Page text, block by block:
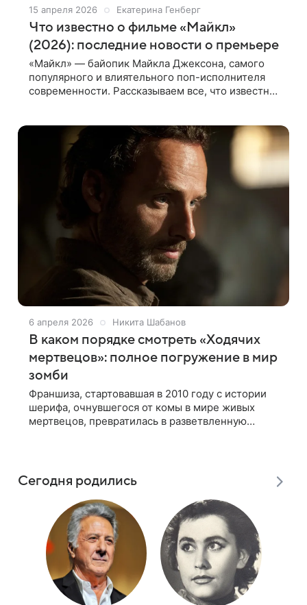
15 апреля 2026 Екатерина Генберг
Что известно о фильме «Майкл»
(2026): последние новости о премьере
«Майкл» — байопик Майкла Джексона, самого
популярного и влиятельного поп-исполнителя
современности. Рассказываем все, что известно
6 апреля 2026 Никита Шабанов
В каком порядке смотреть «Ходячих
мертвецов»: полное погружение в мир
зомби
Франшиза, стартовавшая в 2010 году с истории
шерифа, очнувшегося от комы в мире живых
мертвецов, превратилась в разветвленную
Сегодня родились